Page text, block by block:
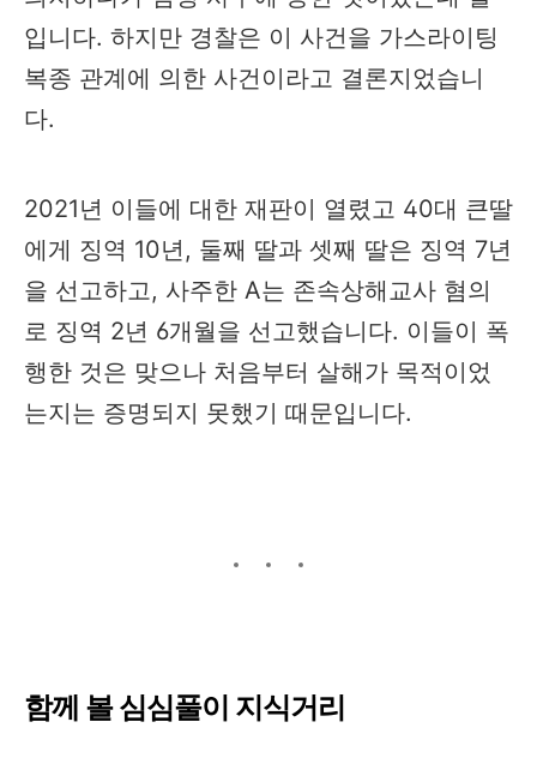
입니다. 하지만 경찰은 이 사건을 가스라이팅
복종 관계에 의한 사건이라고 결론지었습니
다.
2021년 이들에 대한 재판이 열렸고 40대 큰딸
에게 징역 10년, 둘째 딸과 셋째 딸은 징역 7년
을 선고하고, 사주한 A는 존속상해교사 혐의
로 징역 2년 6개월을 선고했습니다. 이들이 폭
행한 것은 맞으나 처음부터 살해가 목적이었
는지는 증명되지 못했기 때문입니다.​
함께 볼 심심풀이 지식거리